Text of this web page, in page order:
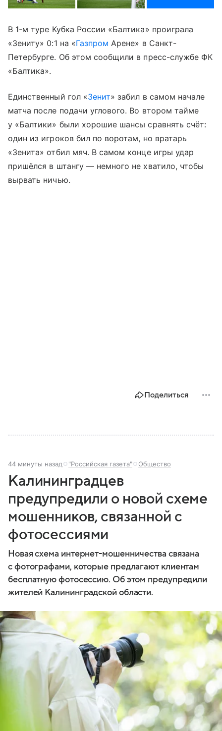
В 1-м туре Кубка России «Балтика» проиграла
«Зениту» 0:1 на «Газпром Арене» в Санкт-
Петербурге. Об этом сообщили в пресс-службе ФК
«Балтика».
Единственный гол «Зенит» забил в самом начале
матча после подачи углового. Во втором тайме
у «Балтики» были хорошие шансы сравнять счёт:
один из игроков бил по воротам, но вратарь
«Зенита» отбил мяч. В самом конце игры удар
пришёлся в штангу — немного не хватило, чтобы
вырвать ничью.
Поделиться
44 минуты назад "Российская газета" Общество
Калининградцев
предупредили о новой схеме
мошенников, связанной с
фотосессиями
Новая схема интернет-мошенничества связана
с фотографами, которые предлагают клиентам
бесплатную фотосессию. Об этом предупредили
жителей Калининградской области.